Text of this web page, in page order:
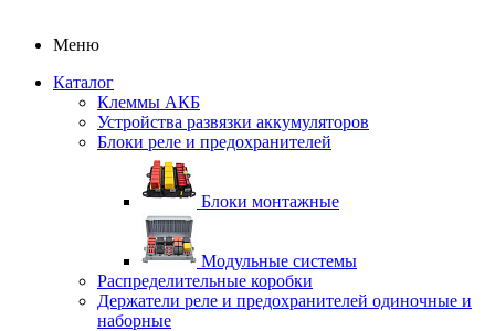
Меню
Каталог
Клеммы АКБ
Устройства развязки аккумуляторов
Блоки реле и предохранителей
Блоки монтажные
Модульные системы
Распределительные коробки
Держатели реле и предохранителей одиночные и
наборные